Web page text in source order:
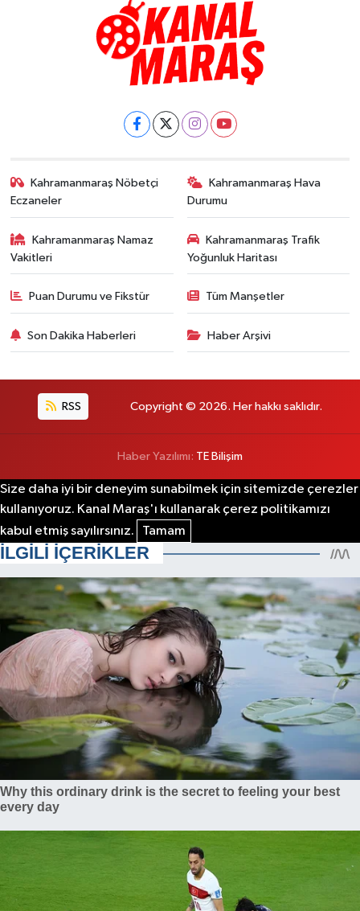
Kahramanmaraş Nöbetçi
Eczaneler
Kahramanmaraş Hava
Durumu
Kahramanmaraş Namaz
Vakitleri
Kahramanmaraş Trafik
Yoğunluk Haritası
Puan Durumu ve Fikstür Tüm Manşetler
Son Dakika Haberleri Haber Arşivi
RSS Copyright © 2026. Her hakkı saklıdır.
Haber Yazılımı: TE Bilişim
Size daha iyi bir deneyim sunabilmek için sitemizde çerezler
kullanıyoruz. Kanal Maraş'ı kullanarak çerez politikamızı
kabul etmiş sayılırsınız.
Tamam